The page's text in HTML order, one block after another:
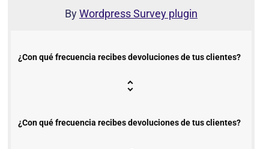
ByWordpress Survey plugin
¿Con qué frecuencia recibes devoluciones de tus clientes?
¿Con qué frecuencia recibes devoluciones de tus clientes?